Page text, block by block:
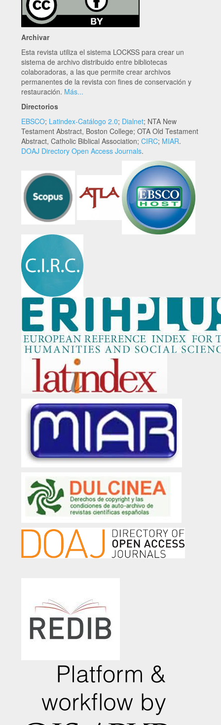
Archivar
Esta revista utiliza el sistema LOCKSS para crear un
sistema de archivo distribuido entre bibliotecas
colaboradoras, a las que permite crear archivos
permanentes de la revista con fines de conservación y
restauración. Más...
Directorios
EBSCO; Latindex-Catálogo 2.0; Dialnet; NTA New
Testament Abstract, Boston College; OTA Old Testament
Abstract, Catholic Biblical Association; CIRC; MIAR.
DOAJ Directory Open Access Journals.